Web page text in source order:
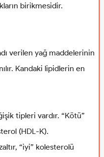
birikmesidir.
verilen yağ maddelerinin
Kandaki lipidlerin en
tipleri vardır. “Kötü”
(HDL-K).
“iyi” kolesterolü